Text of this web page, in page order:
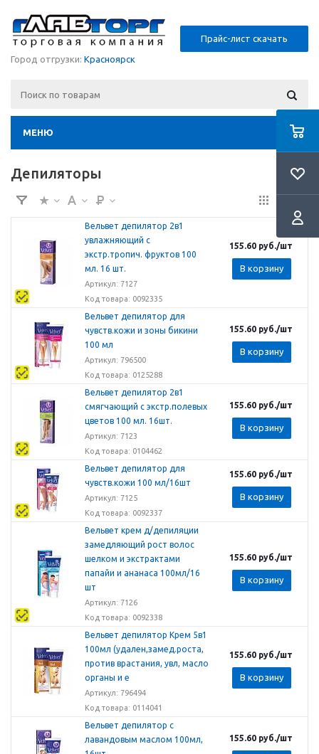
Прайс-лист скачать
Город отгрузки: Красноярск
МЕНЮ
Депиляторы
Вельвет депилятор 2в1
увлажняющий с
экстр.тропич. фруктов 100
мл. 16 шт.
Артикул: 7127
Код товара: 0092335
155.60руб./шт
В корзину
Вельвет депилятор для
чувств.кожи и зоны бикини
100 мл
Артикул: 796500
Код товара: 0125288
155.60руб./шт
В корзину
Вельвет депилятор 2в1
смягчающий с экстр.полевых
цветов 100 мл. 16шт.
Артикул: 7123
Код товара: 0104462
155.60руб./шт
В корзину
Вельвет депилятор для
чувств.кожи 100 мл/16шт
Артикул: 7125
Код товара: 0092337
155.60руб./шт
В корзину
Вельвет крем д/депиляции
замедляющий рост волос
шелком и экстрактами
папайи и ананаса 100мл/16
шт
Артикул: 7126
Код товара: 0092338
155.60руб./шт
В корзину
Вельвет депилятор Крем 5в1
100мл (удален,замед.роста,
против врастания, увл, масло
органы и е
Артикул: 796494
Код товара: 0114041
155.60руб./шт
В корзину
Вельвет депилятор с
лавандовым маслом 100мл,
155.60руб./шт